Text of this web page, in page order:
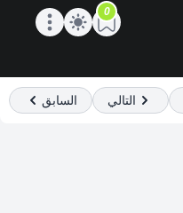
Open main menu
0
Previous
السابق التالي
Next